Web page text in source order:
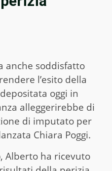
anche soddisfatto
l’esito della
oggi in
alleggerirebbe di
di imputato per
Chiara Poggi.
Alberto ha ricevuto